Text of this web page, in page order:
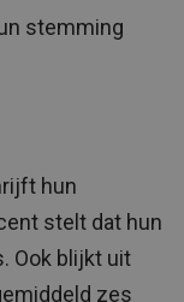
stemming
hun
stelt dat hun
Ook blijkt uit
zes